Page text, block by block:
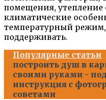
помещения, утепление
климатические
температурный
поддерживать.
Популярные статьи
построить душ в
своими руками -
инструкция с
советами